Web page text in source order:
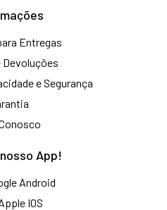
Entregas
Devoluções
e Segurança
App!
Android
IOS